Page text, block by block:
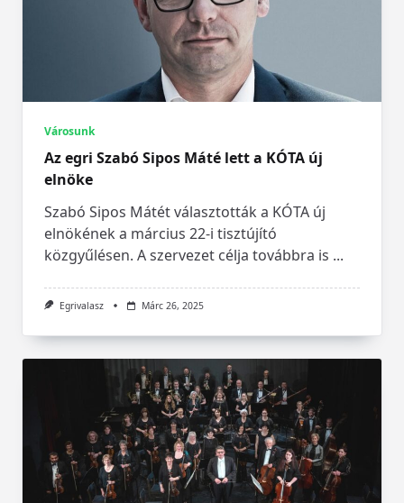
Városunk
Az egri Szabó Sipos Máté lett a KÓTA új
elnöke
Szabó Sipos Mátét választották a KÓTA új
elnökének a március 22-i tisztújító
közgyűlésen. A szervezet célja továbbra is ...
Egrivalasz Márc 26, 2025